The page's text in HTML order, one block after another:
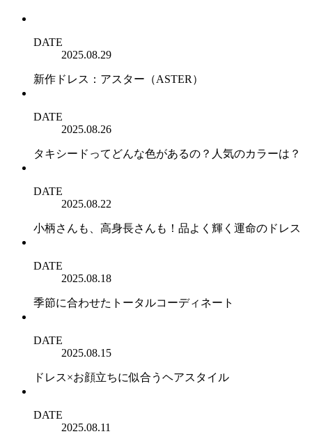
DATE
2025.08.29
新作ドレス：アスター（ASTER）
DATE
2025.08.26
タキシードってどんな色があるの？人気のカラーは？
DATE
2025.08.22
小柄さんも、高身長さんも！品よく輝く運命のドレス
DATE
2025.08.18
季節に合わせたトータルコーディネート
DATE
2025.08.15
ドレス×お顔立ちに似合うヘアスタイル
DATE
2025.08.11